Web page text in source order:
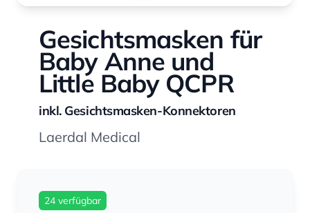
Gesichtsmasken für
Baby Anne und
Little Baby QCPR
inkl. Gesichtsmasken-Konnektoren
Laerdal Medical
24 verfügbar